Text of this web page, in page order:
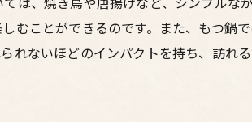
むことができるのです。また、もつ鍋
れないほどのインパクトを持ち、訪れ